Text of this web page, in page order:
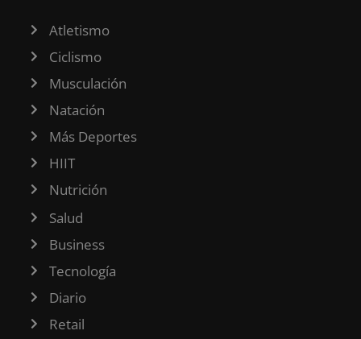
Atletismo
Ciclismo
Musculación
Natación
Más Deportes
HIIT
Nutrición
Salud
Business
Tecnología
Diario
Retail